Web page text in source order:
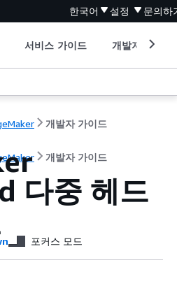
한국어 설정 문의하
서비스 가이드 개발자 도구
개발자 가이드
개발자 가이드
다중 헤드
포커스 모드